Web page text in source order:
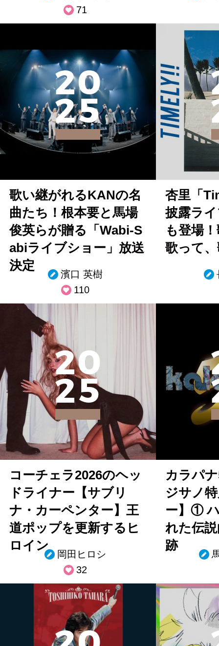
71
20
25
歌い継がれるKANの名
曲たち！根本要と馬場
俊英らが贈る「Wabi-S
abiライブショー」放送
決定
濱口 英樹
110
杏里「
披露ラ
も登場
歌って
20
25
コーチェラ2026のヘッ
ドライナー【サブリ
ナ・カーペンター】王
道ポップを更新するヒ
ロイン
岡田ヒロシ
32
カラパ
ジサノ
ー】①
れた伝
跡